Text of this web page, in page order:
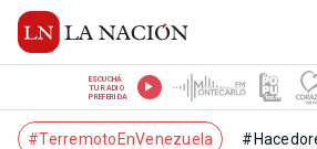
ESCUCHÁ
TU RADIO
PREFERIDA
#TerremotoEnVenezuela